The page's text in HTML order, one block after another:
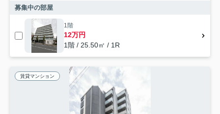
募集中の部屋
1階
12万円
1階 / 25.50㎡ / 1R
賃貸マンション